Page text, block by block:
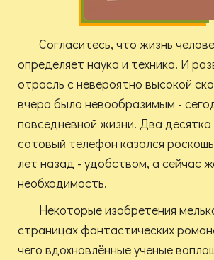
Согласитесь, что жизнь
определяет наука и техника. И
отрасль с невероятно высокой
вчера было невообразимым -
повседневной жизни. Два
сотовый телефон казался
лет назад - удобством, а сейчас
необходимость.
Некоторые изобретения
страницах фантастических
чего вдохновлённые ученые